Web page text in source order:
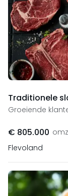
Traditionele
Groeiende
€ 805.000
Flevoland